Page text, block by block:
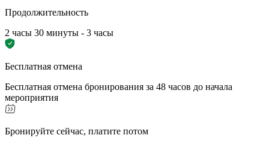
Продолжительность
2 часы 30 минуты - 3 часы
Бесплатная отмена
Бесплатная отмена бронирования за 48 часов до начала
мероприятия
Бронируйте сейчас, платите потом